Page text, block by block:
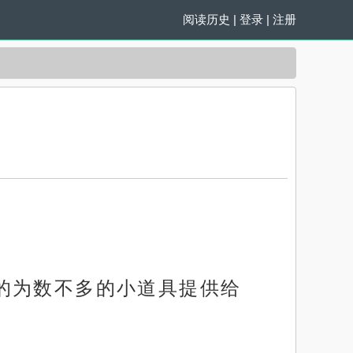
阅读历史 | 登录 | 注册
为数不多的小道具提供给